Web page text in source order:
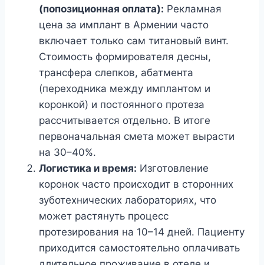
(попозиционная оплата): Рекламная
цена за имплант в Армении часто
включает только сам титановый винт.
Стоимость формирователя десны,
трансфера слепков, абатмента
(переходника между имплантом и
коронкой) и постоянного протеза
рассчитывается отдельно. В итоге
первоначальная смета может вырасти
на 30–40%.
Логистика и время: Изготовление
коронок часто происходит в сторонних
зуботехнических лабораториях, что
может растянуть процесс
протезирования на 10–14 дней. Пациенту
приходится самостоятельно оплачивать